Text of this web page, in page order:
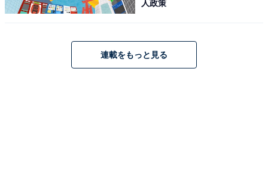
北村一輝さんに関する商品をAmazonで見る
人政策
連載をもっと見る